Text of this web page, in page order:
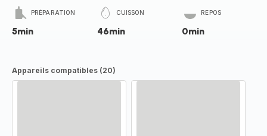
PRÉPARATION
5min
CUISSON
46min
REPOS
0min
Appareils compatibles (20)